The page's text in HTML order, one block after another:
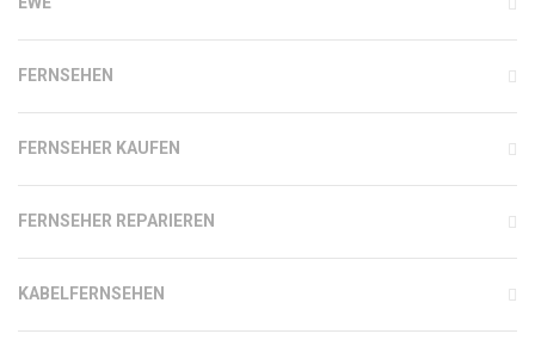
FERNSEHEN
FERNSEHER KAUFEN
FERNSEHER REPARIEREN
KABELFERNSEHEN